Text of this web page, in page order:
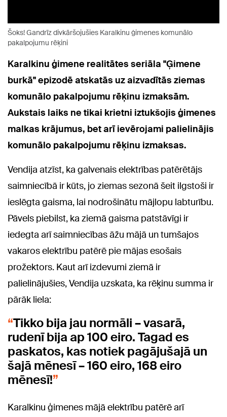
Šoks! Gandrīz divkāršojušies Karalkinu ģimenes komunālo
pakalpojumu rēķini
Karalkinu ģimene realitātes seriāla "Ģimene
burkā" epizodē atskatās uz aizvadītās ziemas
komunālo pakalpojumu rēķinu izmaksām.
Aukstais laiks ne tikai krietni iztukšojis ģimenes
malkas krājumus, bet arī ievērojami palielinājis
komunālo pakalpojumu rēķinu izmaksas.
Vendija atzīst, ka galvenais elektrības patērētājs
saimniecībā ir kūts, jo ziemas sezonā šeit ilgstoši ir
ieslēgta gaisma, lai nodrošinātu mājlopu labturību.
Pāvels piebilst, ka ziemā gaisma patstāvīgi ir
iedegta arī saimniecības āžu mājā un tumšajos
vakaros elektrību patērē pie mājas esošais
prožektors. Kaut arī izdevumi ziemā ir
palielinājušies, Vendija uzskata, ka rēķinu summa ir
pārāk liela:
Tikko bija jau normāli – vasarā,
rudenī bija ap 100 eiro. Tagad es
paskatos, kas notiek pagājušajā un
šajā mēnesī – 160 eiro, 168 eiro
mēnesī!
Karalkinu ģimenes mājā elektrību patērē arī